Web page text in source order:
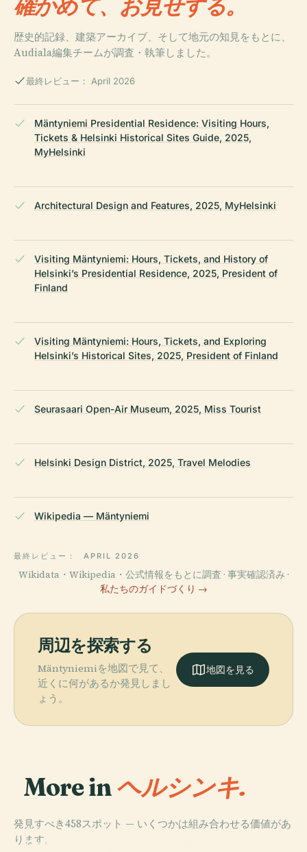
確かめて、お見せする。
歴史的記録、建築アーカイブ、そして地元の知見をもとに、
Audiala編集チームが調査・執筆しました。
最終レビュー： April 2026
Mäntyniemi Presidential Residence: Visiting Hours,
Tickets & Helsinki Historical Sites Guide, 2025,
MyHelsinki
Architectural Design and Features, 2025, MyHelsinki
Visiting Mäntyniemi: Hours, Tickets, and History of
Helsinki’s Presidential Residence, 2025, President of
Finland
Visiting Mäntyniemi: Hours, Tickets, and Exploring
Helsinki’s Historical Sites, 2025, President of Finland
Seurasaari Open-Air Museum, 2025, Miss Tourist
Helsinki Design District, 2025, Travel Melodies
Wikipedia — Mäntyniemi
最終レビュー： APRIL 2026
Wikidata・Wikipedia・公式情報をもとに調査 · 事実確認済み ·
私たちのガイドづくり →
周辺を探索する
Mäntyniemiを地図で見て、
近くに何があるか発見しまし
ょう。
地図を見る
More inヘルシンキ.
発見すべき458スポット — いくつかは組み合わせる価値があ
ります。
PLACE
ヘルシンキ中央
PLACE
PLACE